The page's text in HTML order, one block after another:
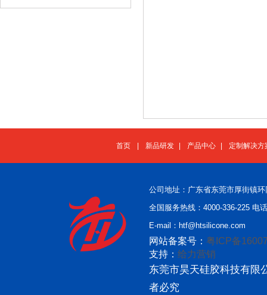
首页 新品研发 产品中心 定制解决方
公司地址：广东省东莞市厚街镇
全国服务热线：4000-336-225 电
E-mail：htf@htsilicone.com
网站备案号： 粤ICP备
支持： 给力营销
东莞市昊天硅胶科技有限
者必究